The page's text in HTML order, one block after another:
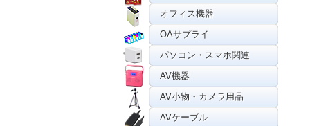
オフィス機器
OAサプライ
パソコン・スマホ関連
AV機器
AV小物・カメラ用品
AVケーブル